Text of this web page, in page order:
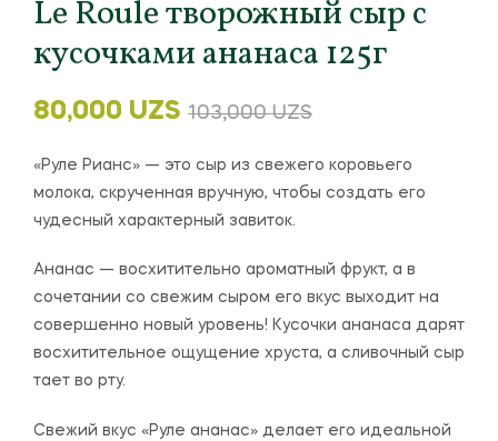
Le Roule творожный сыр с
кусочками ананаса 125г
103,000UZS
80,000 UZS
«Руле Рианс» — это сыр из свежего коровьего
молока, скрученная вручную, чтобы создать его
чудесный характерный завиток.
Ананас — восхитительно ароматный фрукт, а в
сочетании со свежим сыром его вкус выходит на
совершенно новый уровень! Кусочки ананаса дарят
восхитительное ощущение хруста, а сливочный сыр
тает во рту.
Свежий вкус «Руле ананас» делает его идеальной